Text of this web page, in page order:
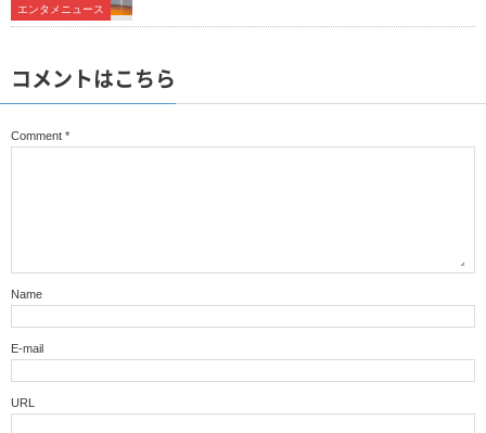
エンタメニュース
コメントはこちら
Comment *
Name
E-mail
URL